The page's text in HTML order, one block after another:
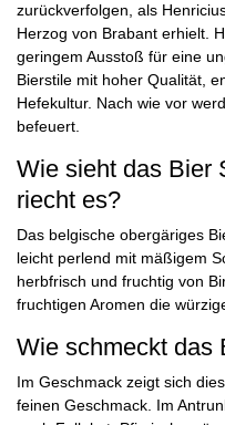
zurückverfolgen, als
Herzog von Brabant erhielt.
geringem Ausstoß für eine
Bierstile mit hoher Qualität,
Hefekultur. Nach wie vor
befeuert.
Wie sieht das Bier
riecht es?
Das belgische obergäriges
leicht perlend mit mäßigem
herbfrisch und fruchtig von
fruchtigen Aromen die
Wie schmeckt das
Im Geschmack zeigt sich
feinen Geschmack. Im